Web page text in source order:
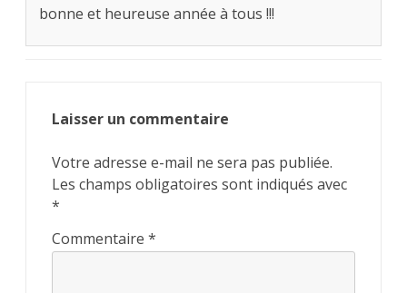
bonne et heureuse année à tous !!!
Laisser un commentaire
Votre adresse e-mail ne sera pas publiée.
Les champs obligatoires sont indiqués avec
*
Commentaire *